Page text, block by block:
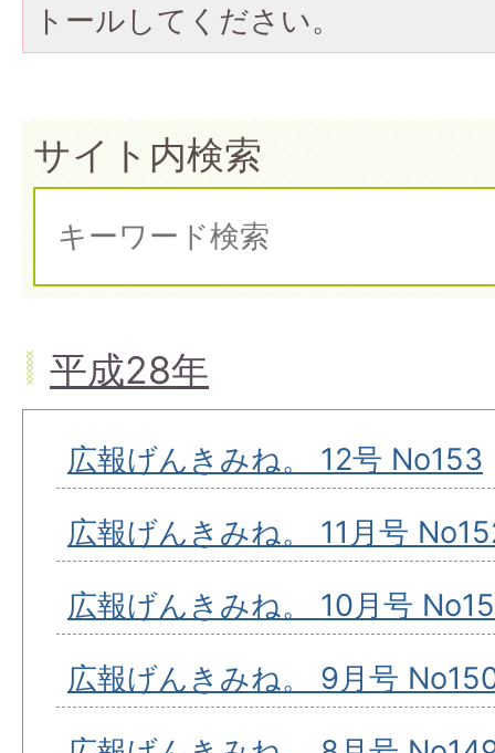
トールしてください。
サイト内検索
平成28年
広報げんきみね。 12号 No153
広報げんきみね。 11月号
広報げんきみね。 10月号
広報げんきみね。 9月号